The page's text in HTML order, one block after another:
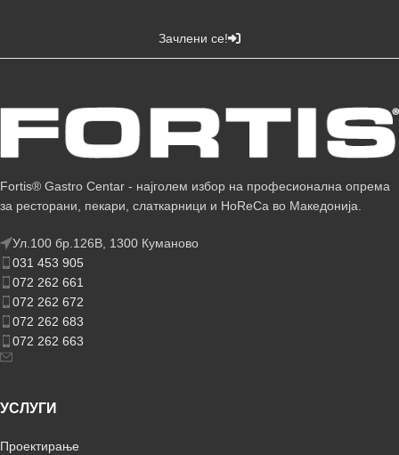
Зачлени се!
Fortis® Gastro Centar - најголем избор на професионална опрема
за ресторани, пекари, слаткарници и HoReCa во Македонија.
Ул.100 бр.126В, 1300 Куманово
031 453 905
072 262 661
072 262 672
072 262 683
072 262 663
УСЛУГИ
Проектирање